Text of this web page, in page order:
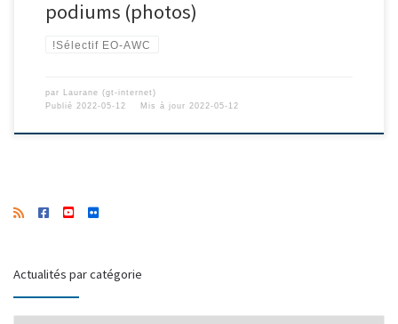
podiums (photos)
!Sélectif EO-AWC
par
Laurane (gt-internet)
Publié 2022-05-12 Mis à jour 2022-05-12
Actualités par catégorie